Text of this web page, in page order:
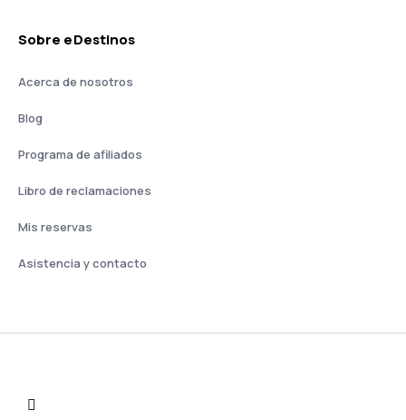
Sobre eDestinos
Acerca de nosotros
Blog
Programa de afiliados
Libro de reclamaciones
Mis reservas
Asistencia y contacto